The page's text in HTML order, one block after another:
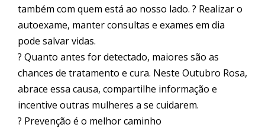
também com quem está ao nosso lado. ? Realizar o
autoexame, manter consultas e exames em dia
pode salvar vidas.
? Quanto antes for detectado, maiores são as
chances de tratamento e cura. Neste Outubro Rosa,
abrace essa causa, compartilhe informação e
incentive outras mulheres a se cuidarem.
? Prevenção é o melhor caminho